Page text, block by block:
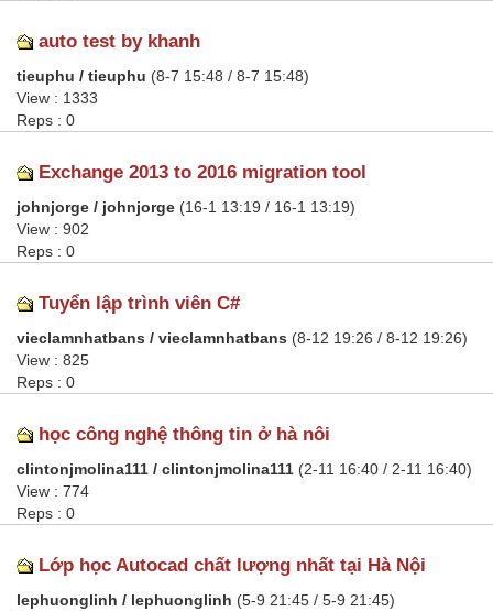
auto test by khanh
tieuphu / tieuphu (8-7 15:48 / 8-7 15:48)
View : 1333
Reps : 0
Exchange 2013 to 2016 migration tool
johnjorge / johnjorge (16-1 13:19 / 16-1 13:19)
View : 902
Reps : 0
Tuyển lập trình viên C#
vieclamnhatbans / vieclamnhatbans (8-12 19:26 / 8-12 19:26)
View : 825
Reps : 0
học công nghệ thông tin ở hà nôi
clintonjmolina111 / clintonjmolina111 (2-11 16:40 / 2-11 16:40)
View : 774
Reps : 0
Lớp học Autocad chất lượng nhất tại Hà Nội
lephuonglinh / lephuonglinh (5-9 21:45 / 5-9 21:45)